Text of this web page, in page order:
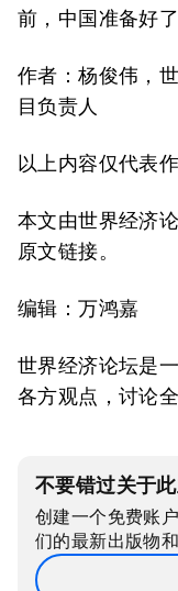
前，中国准备好
作者：杨俊伟，
目负责人
以上内容仅代表
本文由世界经济
原文链接。
编辑：万鸿嘉
世界经济论坛是
各方观点，讨论
不要错过关于
创建一个免费账
们的最新出版物和